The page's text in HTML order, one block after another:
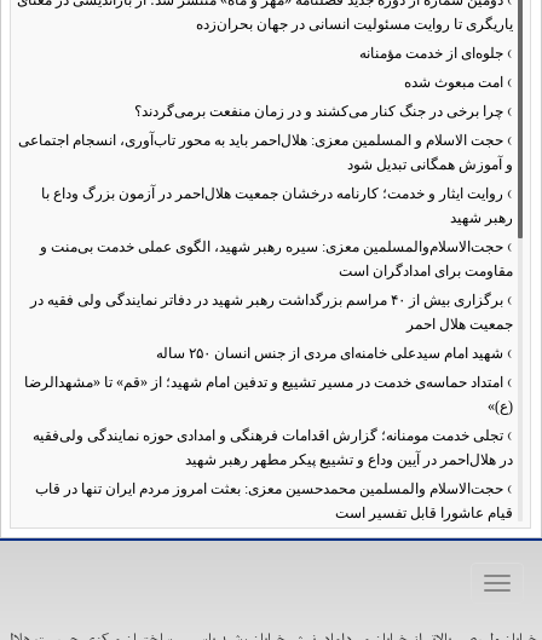
یاریگری تا روایت مسئولیت انسانی در جهان بحران‌زده
› جلوه‌ای از خدمت مؤمنانه
› امت مبعوث شده
› چرا برخی در جنگ کنار می‌کشند و در زمان منفعت برمی‌گردند؟
› حجت الاسلام و المسلمین معزی: هلال‌احمر باید به محور تاب‌آوری، انسجام اجتماعی
و آموزش همگانی تبدیل شود
› روایت ایثار و خدمت؛ کارنامه درخشان جمعیت هلال‌احمر در آزمون بزرگ وداع با
رهبر شهید
› حجت‌الاسلام‌والمسلمین معزی: سیره رهبر شهید، الگوی عملی خدمت بی‌منت و
مقاومت برای امدادگران است
›
برگزاری بیش از ۴۰ مراسم بزرگداشت رهبر شهید در دفاتر نمایندگی ولی فقیه در
جمعیت هلال احمر
› شهید امام سیدعلی خامنه‌ای مردی از جنس انسان ۲۵۰ ساله
› امتداد حماسه‌ی خدمت در مسیر تشییع و تدفین امام شهید؛ از «قم» تا «مشهدالرضا
(ع)»
› تجلی خدمت مومنانه؛ گزارش اقدامات فرهنگی و امدادی حوزه نمایندگی ولی‌فقیه
در هلال‌احمر در آیین وداع و تشییع پیکر مطهر رهبر شهید
› حجت‌الاسلام والمسلمین محمدحسین معزی: بعثت امروز مردم ایران تنها در قاب
قیام عاشورا قابل تفسیر است
›آمادگی همه‌جانبه معاونت فرهنگی حوزه نمایندگی ولی‌فقیه هلال‌احمر برای
›طنین نوای حسینی در ساختمان صلح؛ ویژه‌برنامه‌های عزاداری دهه اول محرم در
Toggle